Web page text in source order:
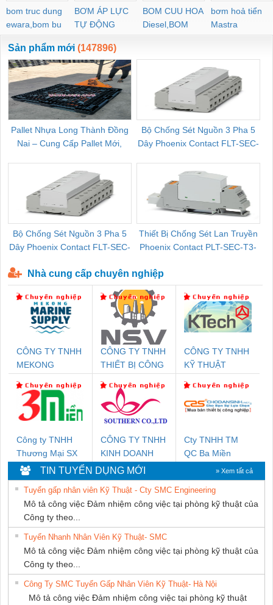
bom truc dung
ewara,bom bu
ewara
BƠM ÁP LỰC
TỰ ĐỘNG
BOM CUU HOA
Diesel,BOM
CHUA CHAY
bơm hoả tiển
Mastra
Sản phẩm mới (147896)
Pallet Nhựa Long Thành Đồng
Nai – Cung Cấp Pallet Mới,
Bộ Chống Sét Nguồn 3 Pha 5
Dây Phoenix Contact FLT-SEC-
Bộ Chống Sét Nguồn 3 Pha 5
Dây Phoenix Contact FLT-SEC-
Thiết Bị Chống Sét Lan Truyền
Phoenix Contact PLT-SEC-T3-
Nhà cung cấp chuyên nghiệp
CÔNG TY TNHH
MEKONG
CÔNG TY TNHH
THIẾT BỊ CÔNG
SETSUBI VIỆT
NAM
CÔNG TY TNHH
KỸ THUẬT
NAM
Công ty TNHH
Thương Mại SX
Ba Miền
CÔNG TY TNHH
KINH DOANH
DỊCH VỤ XNK
PHƯƠNG NAM
Cty TNHH TM
QC Ba Miền
TIN TUYỂN DỤNG MỚI » Xem tất cả
Tuyển gấp nhân viên Kỹ Thuật - Cty SMC Engineering
Mô tả công việc Đảm nhiệm công việc tại phòng kỹ thuật của
Công ty theo...
Tuyển Nhanh Nhân Viên Kỹ Thuật- SMC
Mô tả công việc Đảm nhiệm công việc tại phòng kỹ thuật của
Công ty theo...
Công Ty SMC Tuyển Gấp Nhân Viên Kỹ Thuật- Hà Nội
Mô tả công việc Đảm nhiệm công việc tại phòng kỹ thuật